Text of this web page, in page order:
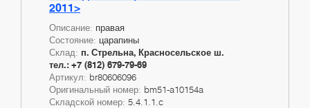
2011>
Описание: правая
Состояние: царапины
Склад: п. Стрельна, Красносельское ш.
тел.: +7 (812) 679-79-69
Артикул: br80606096
Оригинальный номер: bm51-a10154a
Складской номер: 5.4.1.1.c